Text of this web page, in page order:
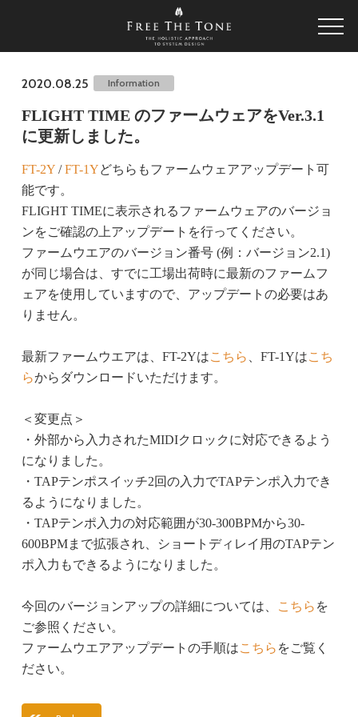
2020.08.25 Information
FLIGHT TIME のファームウェアをVer.3.1
に更新しました。
FT-2Y/FT-1Yどちらもファームウェアアップデート可
能です。
FLIGHT TIMEに表示されるファームウェアのバージョ
ンをご確認の上アップデートを行ってください。
ファームウエアのバージョン番号 (例：バージョン2.1)
が同じ場合は、すでに工場出荷時に最新のファームフ
ェアを使用していますので、アップデートの必要はあ
りません。
最新ファームウエアは、FT-2Yはこちら 、FT-1Yはこち
らからダウンロードいただけます。
＜変更点＞
・外部から入力されたMIDIクロックに対応できるよう
になりました。
・TAPテンポスイッチ2回の入力でTAPテンポ入力でき
るようになりました。
・TAPテンポ入力の対応範囲が30-300BPMから30-
600BPMまで拡張され、ショートディレイ用のTAPテン
ポ入力もできるようになりました。
今回のバージョンアップの詳細については、 こちら を
ご参照ください。
ファームウエアアップデートの手順はこちら をご覧く
ださい。